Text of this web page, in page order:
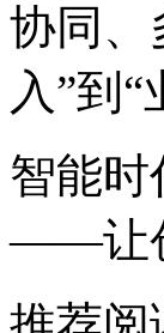
协同
入”到
智能时
——让创